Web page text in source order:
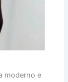
moderno e